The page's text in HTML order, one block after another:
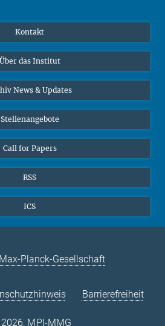
Vertovec, Gründungsdirektor
"Diversity"
Kontakt
Über das Institut
News & Updates
Stellenangebote
Call for Papers
RSS
ICS
Max-Planck-Gesellschaft
Barrierefreiheit
2026, MPI-MMG